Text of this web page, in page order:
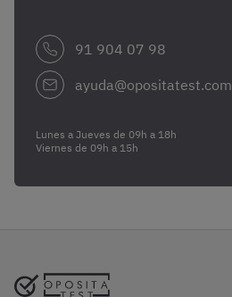
91 904 07 98
ayuda@opositatest.com
Lunes a Jueves de 09h a 18h
Viernes de 09h a 15h